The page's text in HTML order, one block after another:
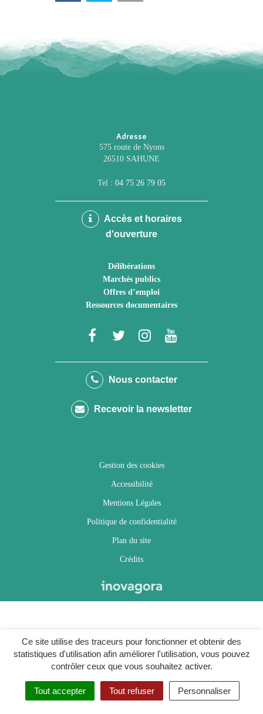
Ce site utilise des traceurs pour fonctionner et obtenir des
statistiques d'utilisation afin améliorer l'utilisation, vous pouvez
contrôler ceux que vous souhaitez activer.
Tout accepter Tout refuser Personnaliser
Adresse
575 route de Nyons
26510 SAHUNE
Tel : 04 75 26 79 05
Accès et horaires
d'ouverture
Délibérations
Marchés publics
Offres d’emploi
Ressources documentaires
Lien
le
Facebook
Lien
le
Twitter
Lien
le
Instagram
Youtube
Nous contacter
Recevoir la newsletter
Gestion des cookies
Accessibilité
Mentions Légales
Politique de confidentialité
Plan du site
Crédits